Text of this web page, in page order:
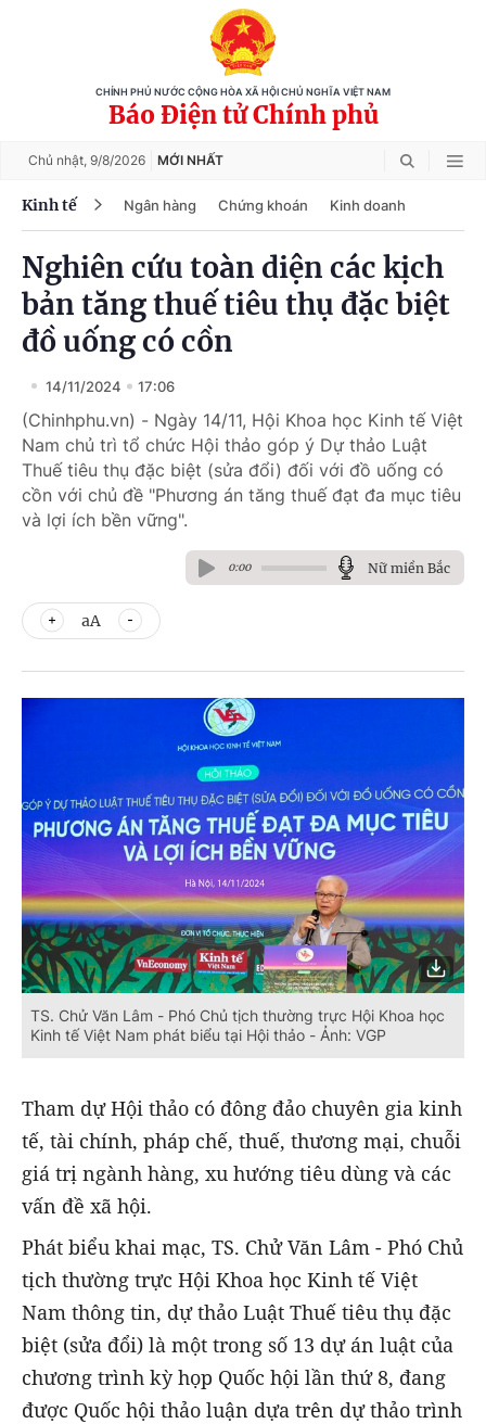
CHÍNH PHỦ NƯỚC CỘNG HÒA XÃ HỘI CHỦ NGHĨA VIỆT NAM
Báo Điện tử Chính phủ
Chủ nhật, 9/8/2026 MỚI NHẤT
Kinh tế Ngân hàng Chứng khoán Kinh doanh
Nghiên cứu toàn diện các kịch
bản tăng thuế tiêu thụ đặc biệt
đồ uống có cồn
14/11/2024 17:06
(Chinhphu.vn) - Ngày 14/11, Hội Khoa học Kinh tế Việt
Nam chủ trì tổ chức Hội thảo góp ý Dự thảo Luật
Thuế tiêu thụ đặc biệt (sửa đổi) đối với đồ uống có
cồn với chủ đề "Phương án tăng thuế đạt đa mục tiêu
và lợi ích bền vững".
0:00 Nữ miền Bắc
aA
TS. Chử Văn Lâm - Phó Chủ tịch thường trực Hội Khoa học
Kinh tế Việt Nam phát biểu tại Hội thảo - Ảnh: VGP
Tham dự Hội thảo có đông đảo chuyên gia kinh
tế, tài chính, pháp chế, thuế, thương mại, chuỗi
giá trị ngành hàng, xu hướng tiêu dùng và các
vấn đề xã hội.
Phát biểu khai mạc, TS. Chử Văn Lâm - Phó Chủ
tịch thường trực Hội Khoa học Kinh tế Việt
Nam thông tin, dự thảo Luật Thuế tiêu thụ đặc
biệt (sửa đổi) là một trong số 13 dự án luật của
chương trình kỳ họp Quốc hội lần thứ 8, đang
được Quốc hội thảo luận dựa trên dự thảo trình